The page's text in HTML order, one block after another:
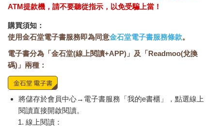
ATM提款機，請不要聽從指示，以免受騙上當！
購買須知：
使用金石堂電子書服務即為同意金石堂電子書服務條款。
電子書分為「金石堂(線上閱讀+APP)」及「Readmoo(兌換
碼)」兩種：
將儲存於會員中心→電子書服務「我的e書櫃」，點選線上
閱讀直接開啟閱讀。
線上閱讀：